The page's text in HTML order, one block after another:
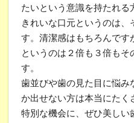
たいという意識を持たれる
きれいな口元というのは、
す。清潔感はもちろんで
というのは２倍も３倍もそ
す。
歯並びや歯の見た目に悩み
か出せない方は本当にた
特別な機会に、ぜひ美しい